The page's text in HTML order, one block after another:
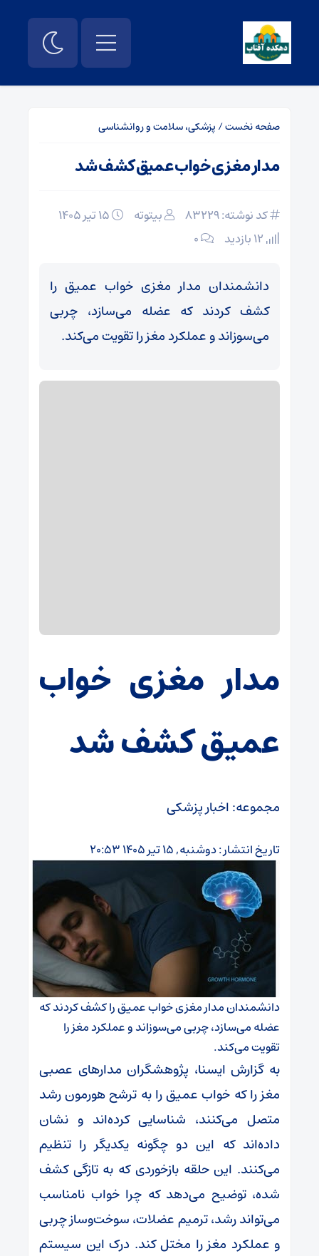
صفحه نخست/ پزشکی، سلامت و روانشناسی
مدار مغزی خواب عمیق کشف شد
کد نوشته: 83229 بیتوته
۰
دانشمندان مدار مغزی خواب عمیق را
کشف کردند که عضله می‌سازد، چربی
می‌سوزاند و عملکرد مغز را تقویت می‌کند.
مدار مغزی خواب
عمیق کشف شد
مجموعه: اخبار پزشکی
تاریخ انتشار : دوشنبه, ۱۵ تیر ۱۴۰۵ ۲۰:۵۳
دانشمندان مدار مغزی خواب عمیق را کشف کردند که
عضله می‌سازد، چربی می‌سوزاند و عملکرد مغز را
تقویت می‌کند.
به گزارش ایسنا، پژوهشگران مدارهای عصبی
مغز را که خواب عمیق را به ترشح هورمون رشد
متصل می‌کنند، شناسایی کرده‌اند و نشان
داده‌اند که این دو چگونه یکدیگر را تنظیم
می‌کنند. این حلقه بازخوردی که به تازگی کشف
شده، توضیح می‌دهد که چرا خواب نامناسب
می‌تواند رشد، ترمیم عضلات، سوخت‌وساز چربی
و عملکرد مغز را مختل کند. درک این سیستم